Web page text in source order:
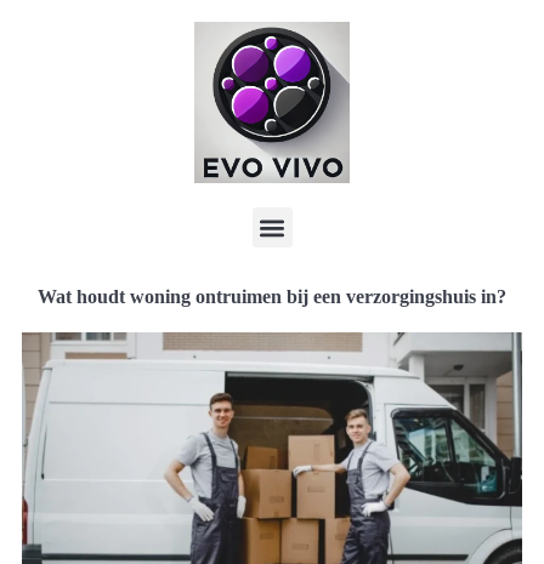
Wat houdt woning ontruimen bij een verzorgingshuis in?